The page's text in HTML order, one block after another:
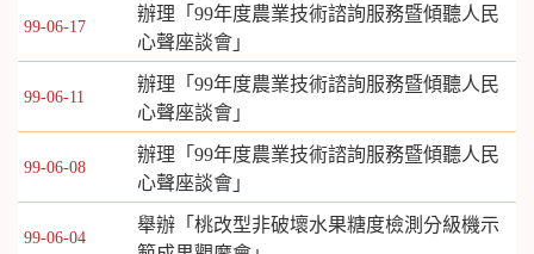
99-06-17
辦理「99年度農業技術諮詢服務暨傾聽人民
心聲座談會」
99-06-11
辦理「99年度農業技術諮詢服務暨傾聽人民
心聲座談會」
99-06-08
辦理「99年度農業技術諮詢服務暨傾聽人民
心聲座談會」
99-06-04
舉辦「桃改型非破壞水果糖度檢測分級機示